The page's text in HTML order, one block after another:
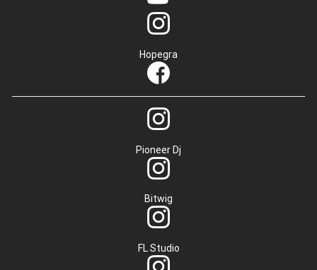
Hopegra
Pioneer Dj
Bitwig
FL Studio